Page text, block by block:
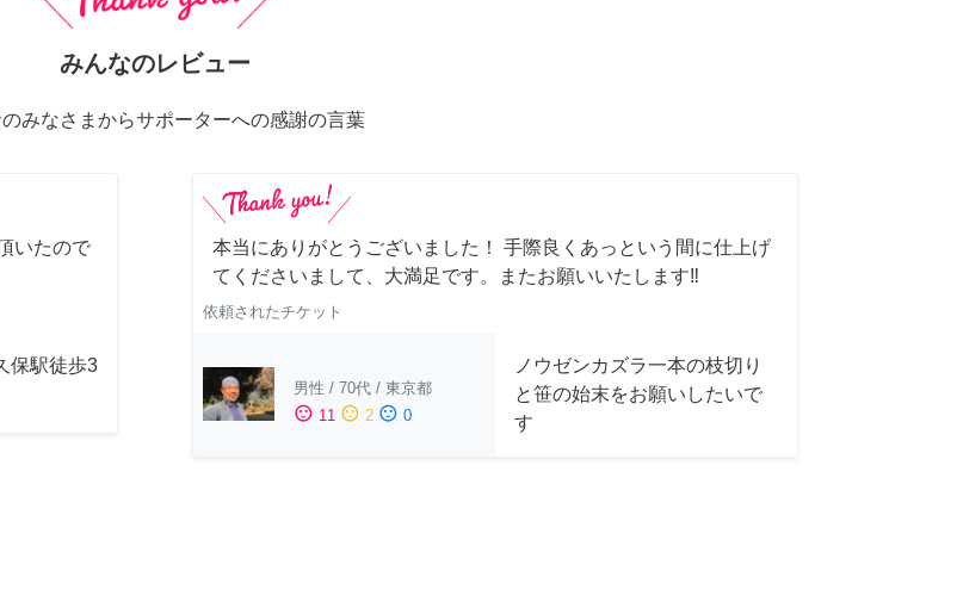
みんなのレビュー
みなさまからサポーターへの感謝の言葉
いたので
保駅徒歩3
本当にありがとうございました！ 手際良くあっという間に仕上げ
てくださいまして、大満足です。またお願いいたします‼️
依頼されたチケット
男性 / 70代 / 東京都
sentiment_satisfied 11 sentiment_neutral 2 sentiment_dissatisfied 0
ノウゼンカズラ一本の枝切り
と笹の始末をお願いしたいで
す